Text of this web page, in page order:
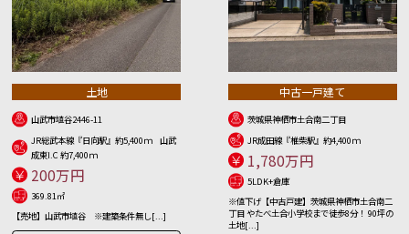
土地
山武市埴谷2446-11
JR総武本線『日向駅』約5,400ｍ 山武
成東I.C 約7,400ｍ
200万円
369.81㎡
【売地】山武市埴谷 ※建築条件無し[...]
中古一戸建て
茨城県神栖市土合南二丁目
JR成田線『椎柴駅』約4,400ｍ
1,780万円
5LDK+倉庫
※値下げ【中古戸建】茨城県神栖市土合南二
丁目 やたべ土合小学校まで徒歩8分！ 90坪の
土地[...]